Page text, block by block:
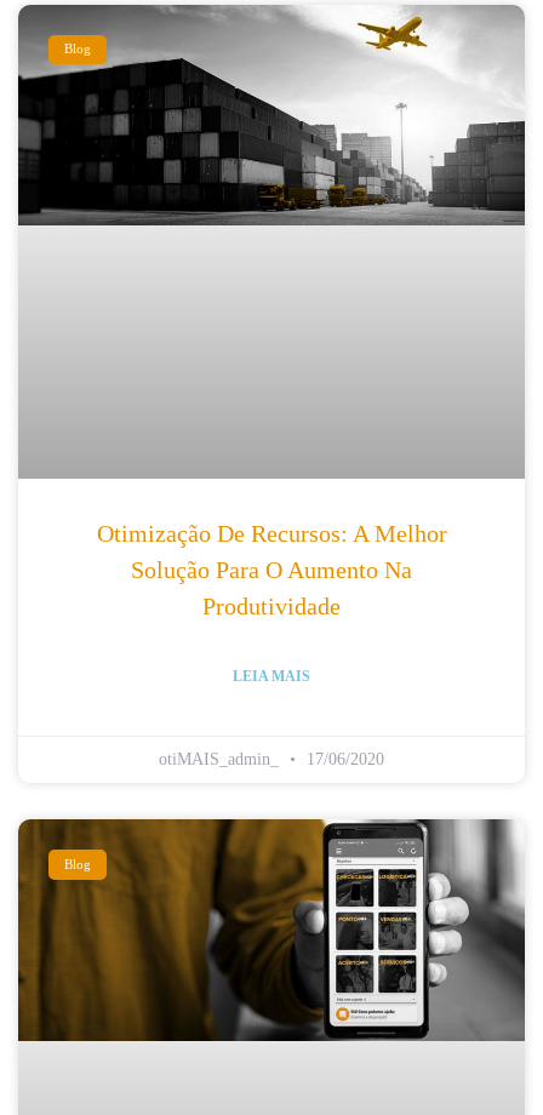
Blog
Otimização De Recursos: A Melhor
Solução Para O Aumento Na
Produtividade
LEIA MAIS
otiMAIS_admin_ 17/06/2020
Blog